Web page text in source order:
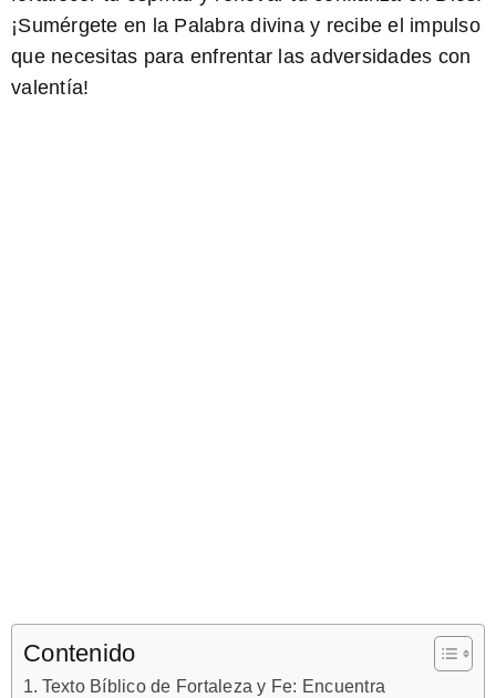
¡Sumérgete en la Palabra divina y recibe el impulso
que necesitas para enfrentar las adversidades con
valentía!
Contenido
Texto Bíblico de Fortaleza y Fe: Encuentra